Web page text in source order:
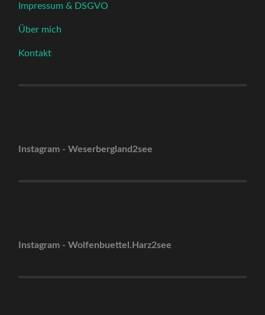
Impressum & DSGVO
Über mich
Kontakt
Instagram - Weserbergland2see
Instagram - Wolfenbuettel.Harz2see